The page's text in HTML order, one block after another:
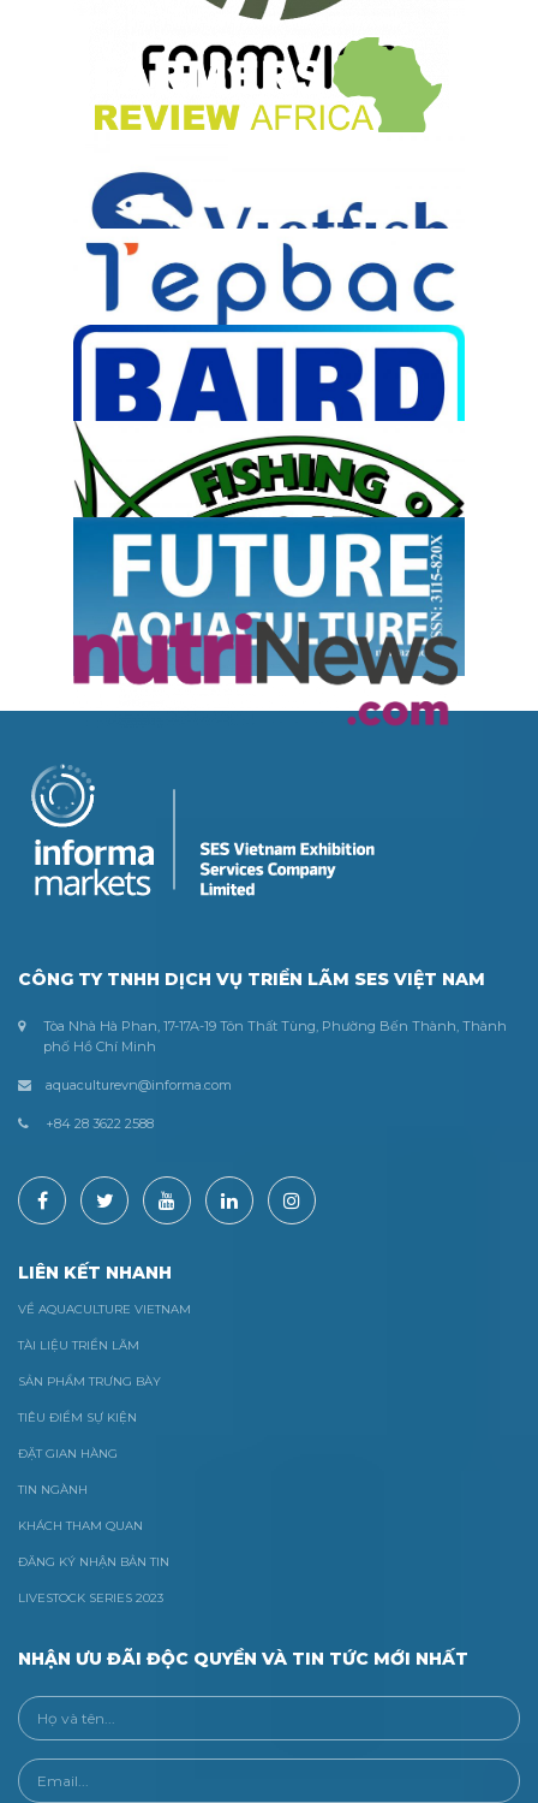
CÔNG TY TNHH DỊCH VỤ TRIỂN LÃM SES VIỆT NAM
Tòa Nhà Hà Phan, 17-17A-19 Tôn Thất Tùng, Phường Bến Thành, Thành
phố Hồ Chí Minh
aquaculturevn@informa.com
+84 28 3622 2588
LIÊN KẾT NHANH
VỀ AQUACULTURE VIETNAM
TÀI LIỆU TRIỂN LÃM
SẢN PHẨM TRƯNG BÀY
TIÊU ĐIỂM SỰ KIỆN
ĐẶT GIAN HÀNG
TIN NGÀNH
KHÁCH THAM QUAN
ĐĂNG KÝ NHẬN BẢN TIN
LIVESTOCK SERIES 2023
NHẬN ƯU ĐÃI ĐỘC QUYỀN VÀ TIN TỨC MỚI NHẤT